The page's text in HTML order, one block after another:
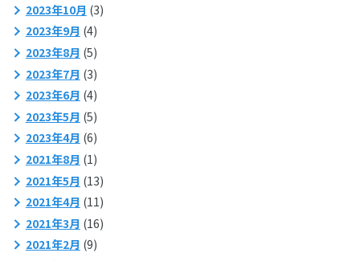
2023年10月 (3)
2023年9月 (4)
2023年8月 (5)
2023年7月 (3)
2023年6月 (4)
2023年5月 (5)
2023年4月 (6)
2021年8月 (1)
2021年5月 (13)
2021年4月 (11)
2021年3月 (16)
2021年2月 (9)